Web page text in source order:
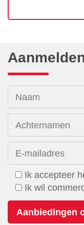
Naam
Achternamen
E-mailadres
Ik accepteer
Ik wil